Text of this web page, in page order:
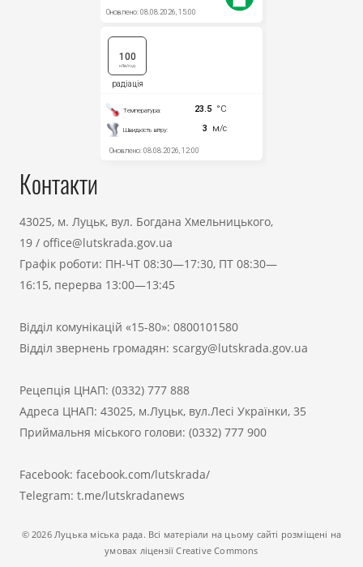
Контакти
43025, м. Луцьк, вул. Богдана Хмельницького,
19 / office@lutskrada.gov.ua
Графік роботи: ПН-ЧТ 08:30—17:30, ПТ 08:30—
16:15, перерва 13:00—13:45
Відділ комунікацій «15-80»: 0800101580
Відділ звернень громадян: scargy@lutskrada.gov.ua
Рецепція ЦНАП: (0332) 777 888
Адреса ЦНАП: 43025, м.Луцьк, вул.Лесі Українки, 35
Приймальня міського голови: (0332) 777 900
Facebook: facebook.com/lutskrada/
Telegram: t.me/lutskradanews
© 2026 Луцька міська рада. Всі матеріали на цьому сайті розміщені на
умовах ліцензії Creative Commons